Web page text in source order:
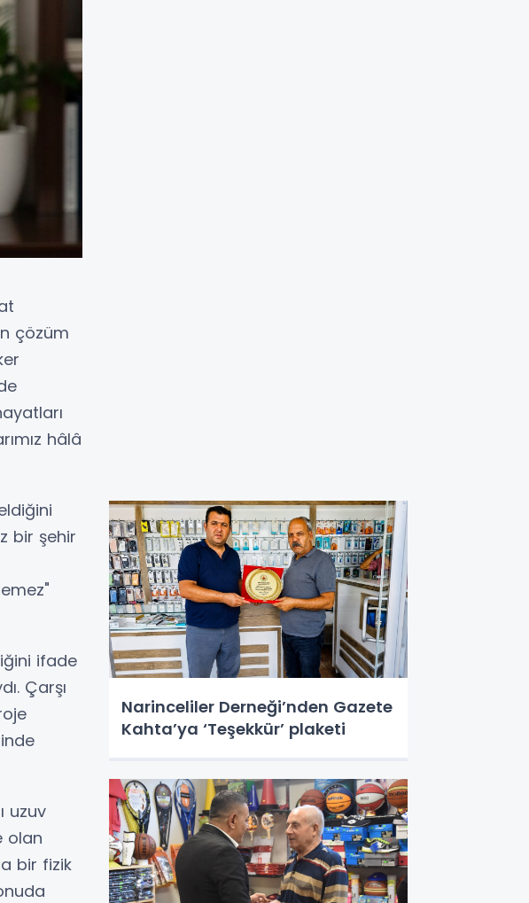
çözüm
hâlâ
bir şehir
ifade
Çarşı
uzuv
olan
bir fizik
Narinceliler Derneği’nden Gazete
Kahta’ya ‘Teşekkür’ plaketi